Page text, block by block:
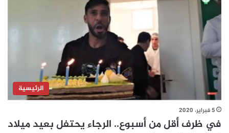
الرئيسية
5 فبراير، 2020
في ظرف أقل من أسبوع.. الرجاء يحتفل بعيد ميلاد